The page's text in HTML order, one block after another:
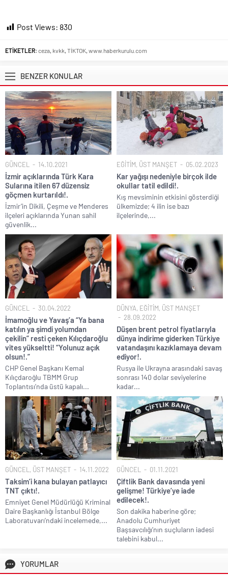
Post Views: 830
ETİKETLER: ceza kvkk TİKTOK www.haberkurulu.com
BENZER KONULAR
GÜNCEL 14.10.2021
İzmir açıklarında Türk Kara
Sularına itilen 67 düzensiz
göçmen kurtarıldı!.
İzmir’in Dikili, Çeşme ve Menderes
ilçeleri açıklarında Yunan sahil
güvenlik...
EĞİTİM, ÜST MANŞET 05.02.2023
Kar yağışı nedeniyle birçok ilde
okullar tatil edildi!.
Kış mevsiminin etkisini gösterdiği
ülkemizde; 4 ilin ise bazı
ilçelerinde,...
GÜNCEL 30.04.2022
İmamoğlu ve Yavaş’a “Ya bana
katılın ya şimdi yolumdan
çekilin” resti çeken Kılıçdaroğlu
vites yükseltti! “Yolunuz açık
olsun!.”
CHP Genel Başkanı Kemal
Kılıçdaroğlu TBMM Grup
Toplantısı’nda üstü kapalı...
DÜNYA, EĞİTİM, ÜST MANŞET
28.09.2022
Düşen brent petrol fiyatlarıyla
dünya indirime giderken Türkiye
vatandaşını kazıklamaya devam
ediyor!.
Rusya ile Ukrayna arasındaki savaş
sonrası 140 dolar seviyelerine
kadar...
GÜNCEL , ÜST MANŞET 14.11.2022
Taksim’i kana bulayan patlayıcı
TNT çıktı!.
Emniyet Genel Müdürlüğü Kriminal
Daire Başkanlığı İstanbul Bölge
Laboratuvarı’ndaki incelemede,...
GÜNCEL 01.11.2021
Çiftlik Bank davasında yeni
gelişme! Türkiye’ye iade
edilecek!.
Son dakika haberine göre;
Anadolu Cumhuriyet
Başsavcılığı’nın suçluların iadesi
talebini kabul...
YORUMLAR